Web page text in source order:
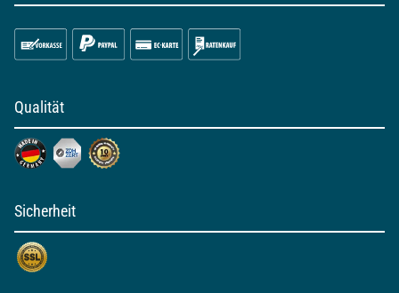
Qualität
Sicherheit